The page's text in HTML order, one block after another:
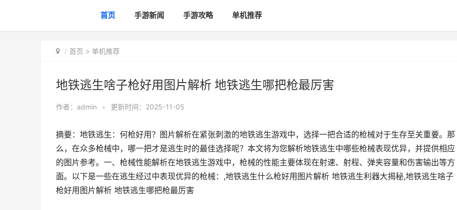
首页 手游新闻 手游攻略 单机推荐
首页 > 单机推荐
地铁逃生啥子枪好用图片解析 地铁逃生哪把枪最厉害
作者： admin • 更新时间：2025-11-05
摘要：地铁逃生：何枪好用？图片解析在紧张刺激的地铁逃生游戏中，选择一把合适的枪械对于生存至关重要。那
么，在众多枪械中，哪一把才是逃生时的最佳选择呢？本文将为您解析地铁逃生中哪些枪械表现优异，并提供相应
的图片参考。一、枪械性能解析在地铁逃生游戏中，枪械的性能主要体现在射速、射程、弹夹容量和伤害输出等方
面。以下是一些在逃生经过中表现优异的枪械：,地铁逃生什么枪好用图片解析 地铁逃生利器大揭秘,地铁逃生啥子
枪好用图片解析 地铁逃生哪把枪最厉害